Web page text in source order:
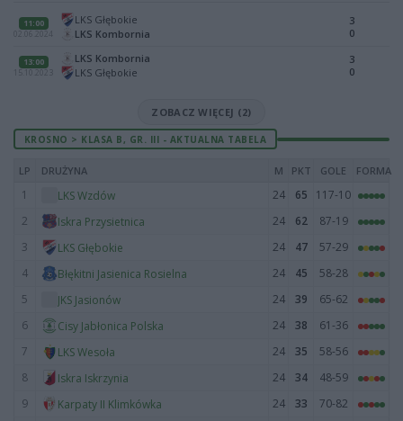
11:00
02.06.2024
LKS Głębokie
LKS Kombornia
3
0
13:00
15.10.2023
LKS Kombornia
LKS Głębokie
3
0
ZOBACZ WIĘCEJ (2)
KROSNO > KLASA B, GR. III - AKTUALNA TABELA
LP DRUŻYNA M PKT GOLE FORMA
1 LKS Wzdów 24 65
117-10
2
Iskra Przysietnica 24 62
87-19
3
LKS Głębokie 24 47
57-29
4
Błękitni Jasienica Rosielna 24 45
58-28
5
JKS Jasionów 24 39
65-62
6
Cisy Jabłonica Polska 24 38
61-36
7
LKS Wesoła 24 35
58-56
8
Iskra Iskrzynia 24 34
48-59
9
Karpaty II Klimkówka 24 33
70-82